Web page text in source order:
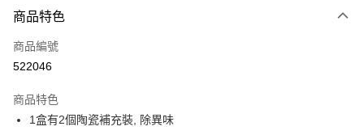
信用卡
AlipayHK
送貨方式
商品特色
商品編號
522046
商品特色
1盒有2個陶瓷補充裝, 除異味